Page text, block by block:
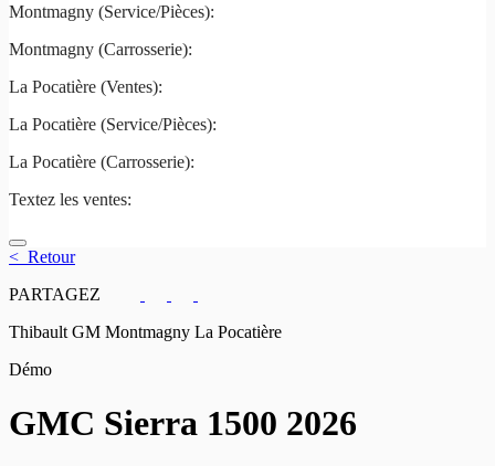
Montmagny (Service/Pièces):
Montmagny (Carrosserie):
La Pocatière (Ventes):
La Pocatière (Service/Pièces):
La Pocatière (Carrosserie):
Textez les ventes:
< Retour
PARTAGEZ
Thibault GM Montmagny La Pocatière
Démo
GMC Sierra 1500 2026